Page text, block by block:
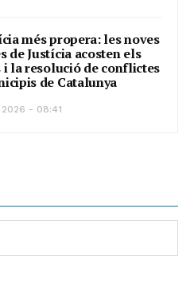
més propera: les noves
de Justícia acosten els
la resolució de conflictes
de Catalunya
- 08:41